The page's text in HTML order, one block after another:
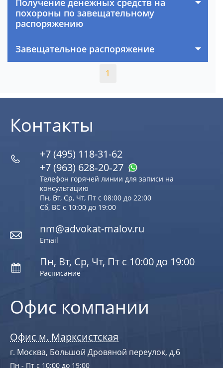
Получение денежных средств на
похороны по завещательному
распоряжению
Завещательное распоряжение
1
Офис компании
Офис м. Марксистская
г. Москва, Большой Дровяной переулок, д.6
Пн - Пт с 10:00 до 19:00
Контакты
+7 (495) 118-31-62
+7 (963) 628‑20‑27
Телефон горячей линии для записи на
консультацию
Пн, Вт, Ср, Чт, Пт с 08:00 до 22:00
Сб, ВС с 10:00 до 19:00
nm@advokat-malov.ru
Email
Пн, Вт, Ср, Чт, Пт с 10:00 до 19:00
Расписание